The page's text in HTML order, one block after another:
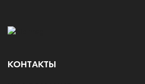
КОНТАКТЫ